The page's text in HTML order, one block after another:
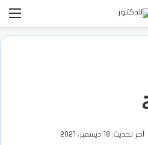
آخر تحديث: 18 ديسمبر، 2021